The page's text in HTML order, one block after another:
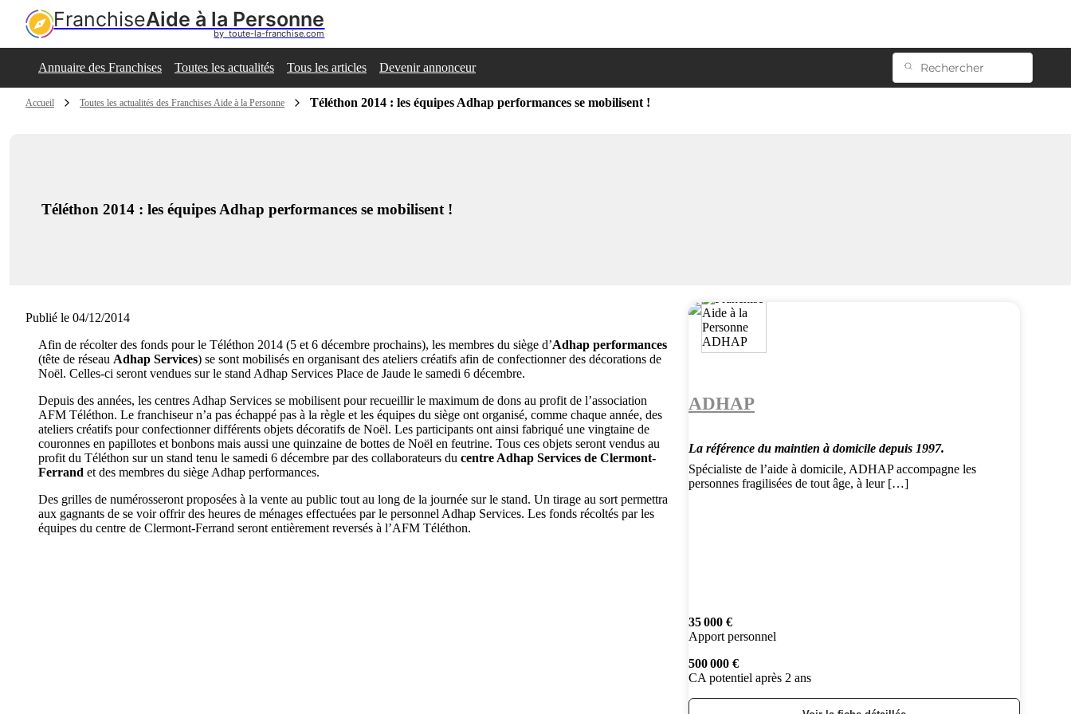
FranchiseAide à la Personne
by  toute-la-franchise.com
Annuaire des Franchises Toutes les actualités Tous les articles Devenir annonceur
Accueil Toutes les actualités des Franchises Aide à la Personne Téléthon 2014 : les équipes Adhap performances se mobilisent !
Téléthon 2014 : les équipes Adhap performances se mobilisent !
Publié le 04/12/2014
Afin de récolter des fonds pour le Téléthon 2014 (5 et 6 décembre prochains), les membres du siège d’Adhap performances
(tête de réseau Adhap Services) se sont mobilisés en organisant des ateliers créatifs afin de confectionner des décorations de
Noël. Celles-ci seront vendues sur le stand Adhap Services Place de Jaude le samedi 6 décembre.
Depuis des années, les centres Adhap Services se mobilisent pour recueillir le maximum de dons au profit de l’association
AFM Téléthon. Le franchiseur n’a pas échappé pas à la règle et les équipes du siège ont organisé, comme chaque année, des
ateliers créatifs pour confectionner différents objets décoratifs de Noël. Les participants ont ainsi fabriqué une vingtaine de
couronnes en papillotes et bonbons mais aussi une quinzaine de bottes de Noël en feutrine. Tous ces objets seront vendus au
profit du Téléthon sur un stand tenu le samedi 6 décembre par des collaborateurs du centre Adhap Services de Clermont-
Ferrand et des membres du siège Adhap performances.
Des grilles de numérosseront proposées à la vente au public tout au long de la journée sur le stand. Un tirage au sort permettra
aux gagnants de se voir offrir des heures de ménages effectuées par le personnel Adhap Services. Les fonds récoltés par les
équipes du centre de Clermont-Ferrand seront entièrement reversés à l’AFM Téléthon.
ADHAP
La référence du maintien à domicile depuis 1997.
Spécialiste de l’aide à domicile, ADHAP accompagne les
personnes fragilisées de tout âge, à leur […]
35 000 €
Apport personnel
500 000 €
CA potentiel après 2 ans